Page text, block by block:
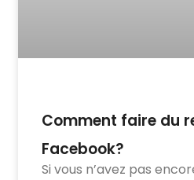
Comment faire du
Facebook?
Si vous n’avez pas